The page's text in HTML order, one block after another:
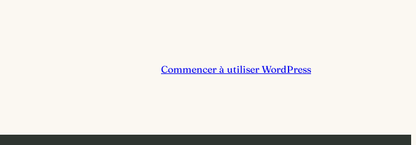
Commencer à utiliser WordPress